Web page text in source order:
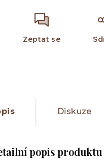
Zeptat se
Diskuze
popis produktu